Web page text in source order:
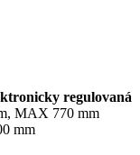
regulovaná
MAX 770 mm
mm